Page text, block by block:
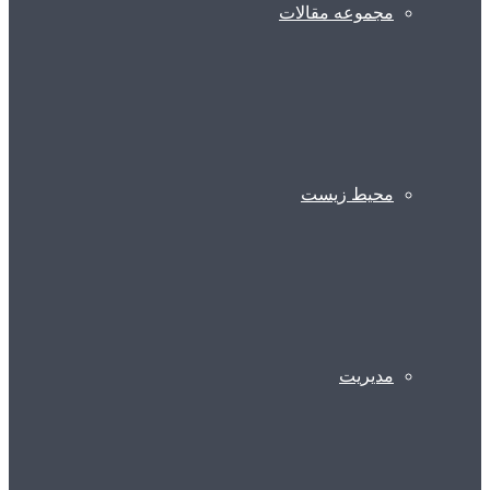
مجموعه مقالات
محیط زیست
مدیریت